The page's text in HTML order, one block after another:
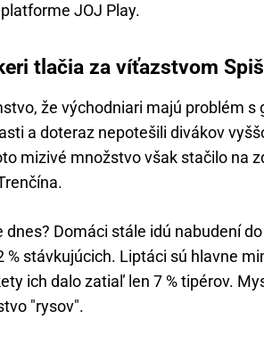
JOJ Play.
tlačia za víťazstvom
že východniari majú problém s
a doteraz nepotešili divákov
mizivé množstvo však stačilo na
dnes? Domáci stále idú nabudení
% stávkujúcich. Liptáci sú hlavne
ich dalo zatiaľ len 7 % tipérov.
"rysov".